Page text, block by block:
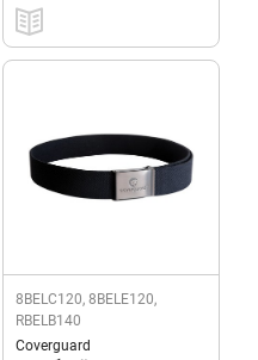
8BELC120, 8BELE120,
RBELB140
Coverguard